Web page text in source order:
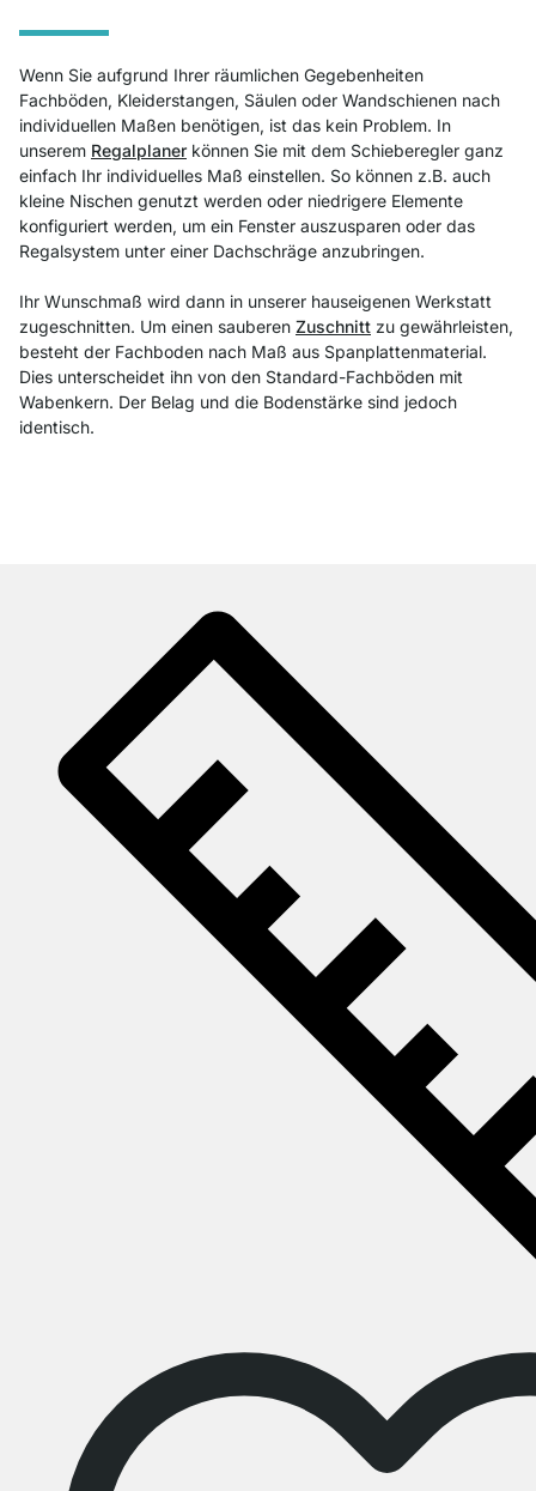
Wenn Sie aufgrund Ihrer räumlichen Gegebenheiten
Fachböden, Kleiderstangen, Säulen oder Wandschienen nach
individuellen Maßen benötigen, ist das kein Problem. In
unserem Regalplaner können Sie mit dem Schieberegler ganz
einfach Ihr individuelles Maß einstellen. So können z.B. auch
kleine Nischen genutzt werden oder niedrigere Elemente
konfiguriert werden, um ein Fenster auszusparen oder das
Regalsystem unter einer Dachschräge anzubringen.
Ihr Wunschmaß wird dann in unserer hauseigenen Werkstatt
zugeschnitten. Um einen sauberen Zuschnitt zu gewährleisten,
besteht der Fachboden nach Maß aus Spanplattenmaterial.
Dies unterscheidet ihn von den Standard-Fachböden mit
Wabenkern. Der Belag und die Bodenstärke sind jedoch
identisch.